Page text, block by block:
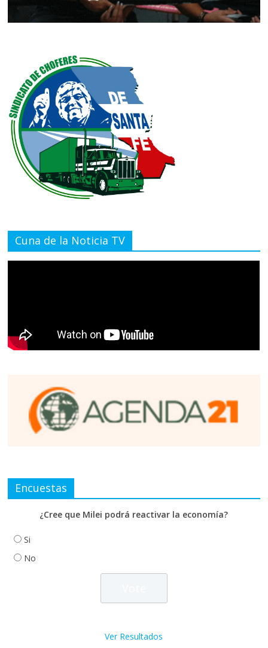
Cuna de la Noticia TV
Encuestas
¿Cree que Milei podrá reactivar la economía?
Si
No
Ver Resultados